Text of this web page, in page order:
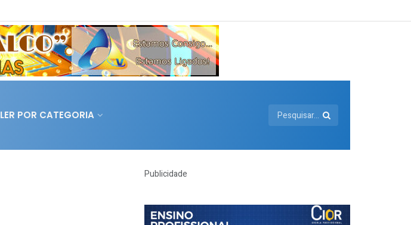
LER POR CATEGORIA
Publicidade